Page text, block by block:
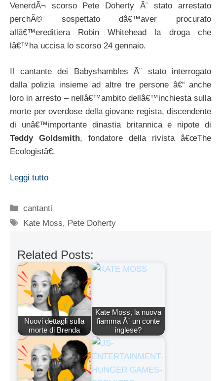
VenerdÃ¬ scorso Pete Doherty Ã¨ stato arrestato
perchÃ© sospettato dâ€™aver procurato
allâ€™ereditiera Robin Whitehead la droga che
lâ€™ha uccisa lo scorso 24 gennaio.
Il cantante dei Babyshambles Ã¨ stato interrogato
dalla polizia insieme ad altre tre persone â€“ anche
loro in arresto – nellâ€™ambito dellâ€™inchiesta sulla
morte per overdose della giovane regista, discendente
di unâ€™importante dinastia britannica e nipote di
Teddy Goldsmith, fondatore della rivista â€œThe
Ecologistâ€.
Leggi tutto
Categorie
cantanti
Tag
Kate Moss, Pete Doherty
Related Posts:
Nuovi dettagli sulla
morte di Brenda
Kate Moss, la nuova
fiamma Ã¨ un conte
inglese?